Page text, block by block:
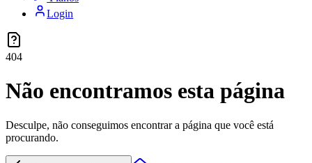
Login
404
Não encontramos esta página
Desculpe, não conseguimos encontrar a página que você está
procurando.